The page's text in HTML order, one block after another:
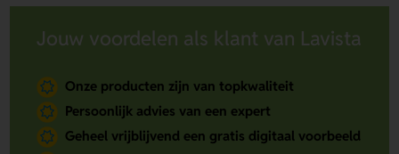
Jouw voordelen als klant van Lavista
Onze producten zijn van topkwaliteit
Persoonlijk advies van een expert
Geheel vrijblijvend een gratis digitaal voorbeeld